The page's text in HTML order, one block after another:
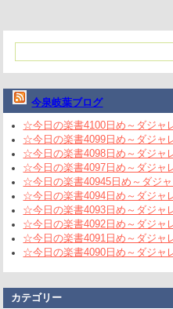
今泉岐葉ブログ
☆今日の楽書4100日め～ダジャ
☆今日の楽書4099日め～ダジャ
☆今日の楽書4098日め～ダジャ
☆今日の楽書4097日め～ダジャ
☆今日の楽書40945日め～ダジ
☆今日の楽書4094日め～ダジャ
☆今日の楽書4093日め～ダジャ
☆今日の楽書4092日め～ダジャ
☆今日の楽書4091日め～ダジャ
☆今日の楽書4090日め～ダジャ
カテゴリー